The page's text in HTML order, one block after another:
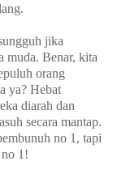
jika
muda. Benar, kita
orang
ya? Hebat
diarah dan
secara mantap.
no 1, tapi
1!